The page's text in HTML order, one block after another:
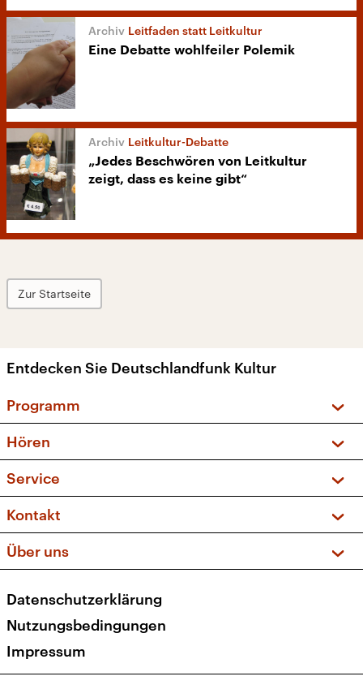
Leitfaden statt Leitkultur
Eine Debatte wohlfeiler Polemik
Leitkultur-Debatte
„Jedes Beschwören von Leitkultur
zeigt, dass es keine gibt“
Zur Startseite
Entdecken Sie Deutschlandfunk Kultur
Programm
Sendungen und Podcasts
Musikliste
Kakadu – Das Kinderprogramm
Hören
Frequenzen (UKW + DAB+)
Service
FAQ
Apps
Newsletter
Veranstaltungen
Kontakt
Social Media
Über uns
Presse
Karriere
Transparenz
Datenschutzerklärung
Nutzungsbedingungen
Impressum